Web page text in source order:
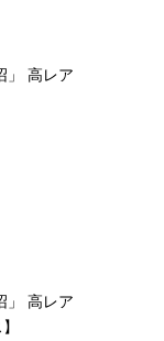
」 高レア
」 高レア